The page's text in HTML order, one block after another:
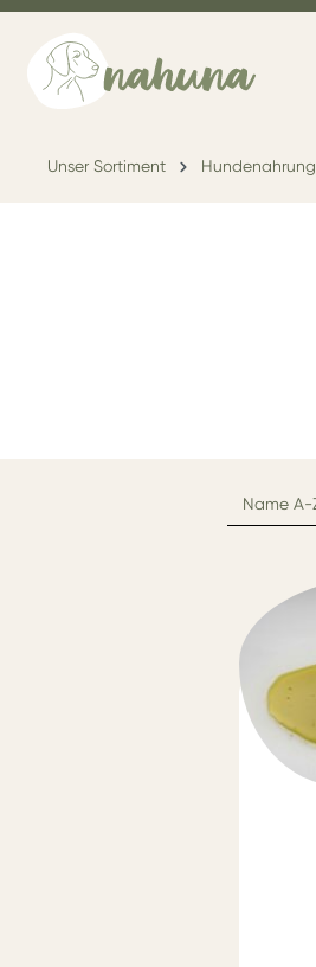
Unser Sortiment Hundenahrung